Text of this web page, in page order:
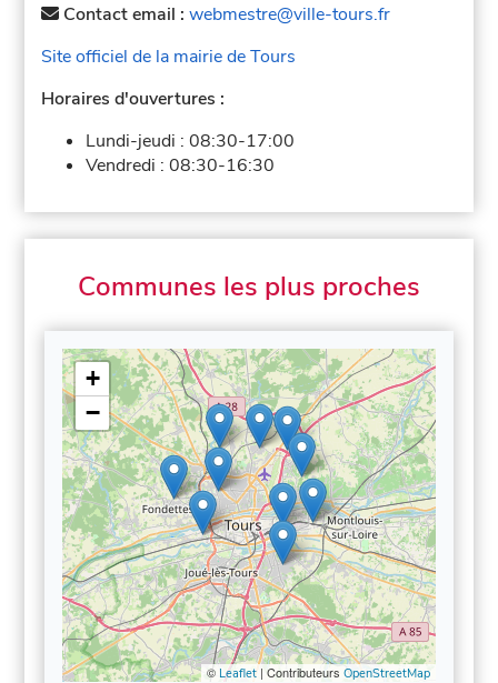
Contact email :webmestre@ville-tours.fr
Site officiel de la mairie de Tours
Horaires d'ouvertures :
Lundi-jeudi :08:30-17:00
Vendredi :08:30-16:30
Communes les plus proches
+
−
© Leaflet| Contributeurs OpenStreetMap